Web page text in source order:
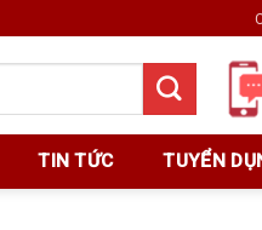
TIN TỨC TUYỂN